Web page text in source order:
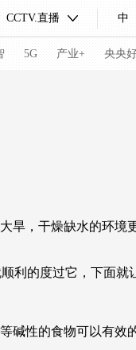
CCTV.直播 中
5G 产业+ 央央
，干燥缺水的环境
的度过它，下面就让
的食物可以有效